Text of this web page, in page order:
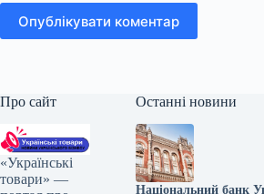
Опублікувати коментар
Про сайт
«Українські
товари» —
Останні новини
Національний банк